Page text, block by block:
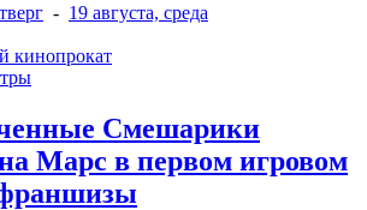
- 19 августа, среда
кинопрокат
Смешарики
Марс в первом игровом